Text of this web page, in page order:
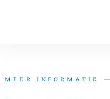
MEER INFORMATIE